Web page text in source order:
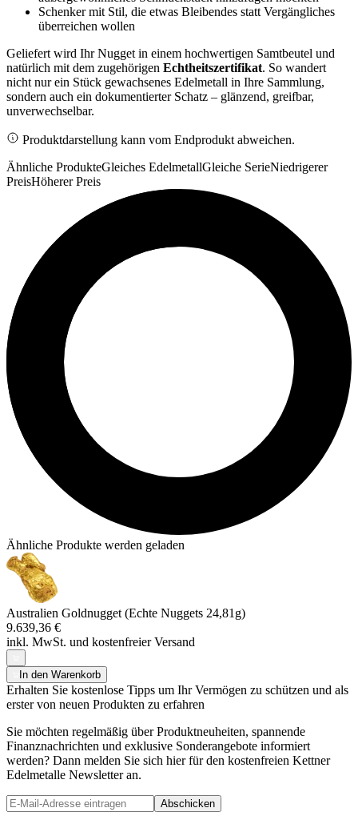
Schenker mit Stil, die etwas Bleibendes statt Vergängliches
überreichen wollen
Geliefert wird Ihr Nugget in einem hochwertigen Samtbeutel und
natürlich mit dem zugehörigen Echtheitszertifikat. So wandert
nicht nur ein Stück gewachsenes Edelmetall in Ihre Sammlung,
sondern auch ein dokumentierter Schatz – glänzend, greifbar,
unverwechselbar.
Produktdarstellung kann vom Endprodukt abweichen.
Ähnliche ProdukteGleiches EdelmetallGleiche SerieNiedrigerer
PreisHöherer Preis
Ähnliche Produkte werden geladen
Australien Goldnugget (Echte Nuggets 24,81g)
9.639,36 €
inkl. MwSt. und kostenfreier Versand
In den Warenkorb
Erhalten Sie kostenlose Tipps um Ihr Vermögen zu schützen und als
erster von neuen Produkten zu erfahren
Sie möchten regelmäßig über Produktneuheiten, spannende
Finanznachrichten und exklusive Sonderangebote informiert
werden? Dann melden Sie sich hier für den kostenfreien Kettner
Edelmetalle Newsletter an.
Abschicken